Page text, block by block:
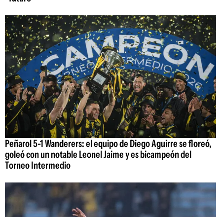
Peñarol 5-1 Wanderers: el equipo de Diego Aguirre se floreó,
goleó con un notable Leonel Jaime y es bicampeón del
Torneo Intermedio